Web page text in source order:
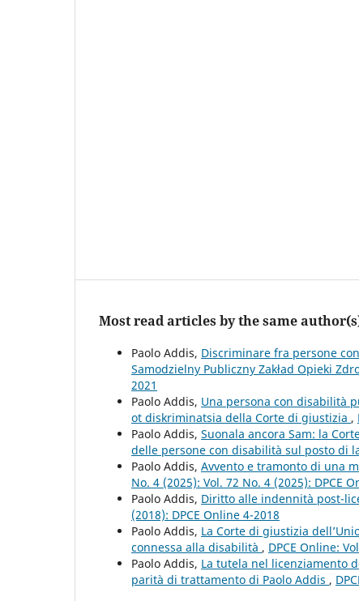
Most read articles by the same
Paolo Addis, Discriminare fra persone
Samodzielny Publiczny Zakład Opieki
2021
Paolo Addis, Una persona con disabilità
ot diskriminatsia della Corte di giustizia ,
Paolo Addis, Suonala ancora Sam: la
delle persone con disabilità sul posto di
Paolo Addis, Avvento e tramonto di una
No. 4 (2025): Vol. 72 No. 4 (2025): DPCE
Paolo Addis, Diritto alle indennità post-
(2018): DPCE Online 4-2018
Paolo Addis, La Corte di giustizia
connessa alla disabilità , DPCE Online:
Paolo Addis, La tutela nel licenziamento
parità di trattamento di Paolo Addis ,